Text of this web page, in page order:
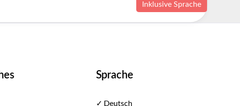
Inklusive Sprache
Sprache
✓ Deutsch